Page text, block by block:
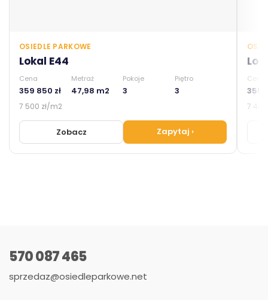
OSIEDLE PARKOWE
Lokal E44
Cena Metraż Pokoje Piętro
359 850 zł 47,98 m2 3 3
7 500 zł/m2
Zobacz Zapytaj ›
Cena
355
7
570 087 465
sprzedaz@osiedleparkowe.net